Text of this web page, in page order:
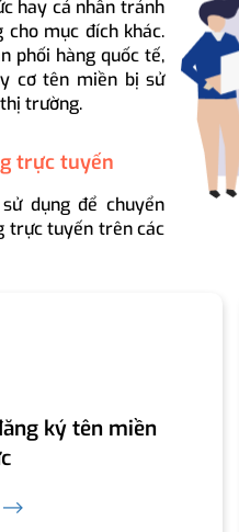
hay cá nhân tránh
mục đích khác.
phối hàng quốc tế,
cơ tên miền bị sử
trường.
trực tuyến
dụng để chuyển
trực tuyến trên các
ký tên miền
⟶